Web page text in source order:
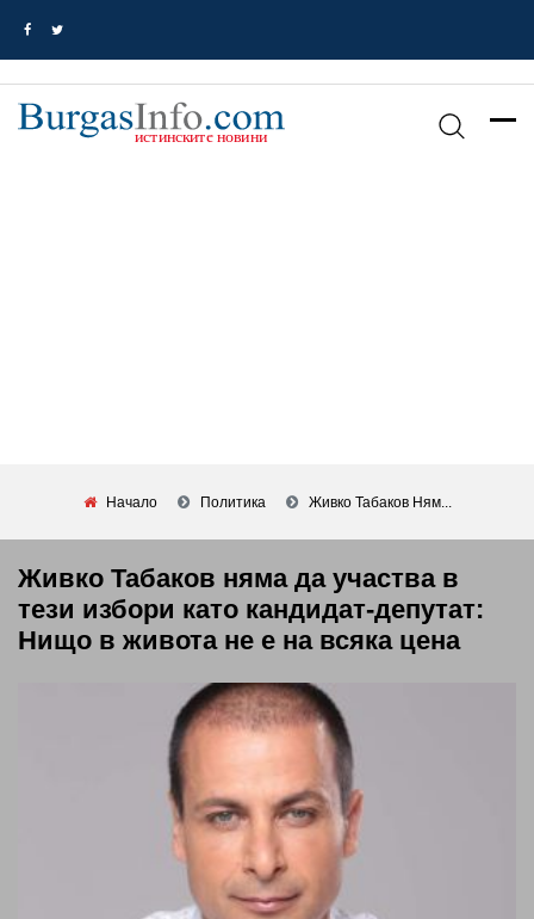
Начало Политика Живко Табаков Ням...
Живко Табаков няма да участва в
тези избори като кандидат-депутат:
Нищо в живота не е на всяка цена